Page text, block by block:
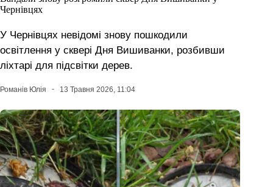
Чернівцях
У Чернівцях невідомі знову пошкодили
освітлення у сквері Дня Вишиванки, розбивши
ліхтарі для підсвітки дерев.
Романів Юлія 13 Травня 2026, 11:04